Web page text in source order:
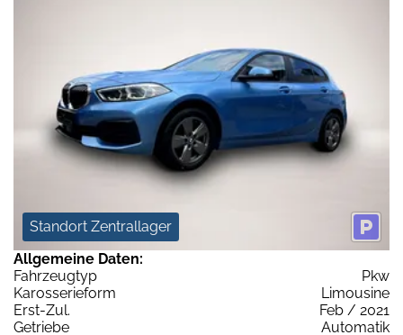
Standort Zentrallager
Allgemeine Daten:
Fahrzeugtyp
Pkw
Karosserieform
Limousine
Erst-Zul.
Feb / 2021
Getriebe
Automatik